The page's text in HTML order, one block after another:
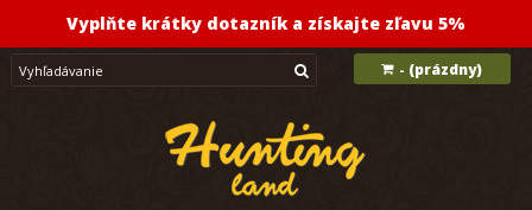
Vyplňte krátky dotazník a získajte zľavu 5%
- (prázdny)